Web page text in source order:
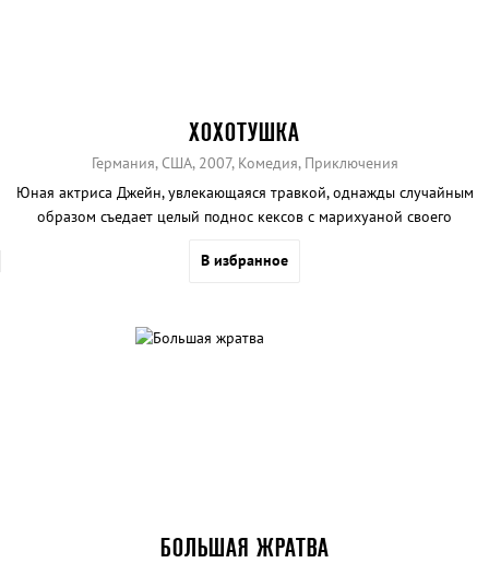
ХОХОТУШКА
Германия, США, 2007, Комедия, Приключения
Юная актриса Джейн, увлекающаяся травкой, однажды случайным
образом съедает целый поднос кексов с марихуаной своего
справится несмотря ни на что.
В избранное
БОЛЬШАЯ ЖРАТВА